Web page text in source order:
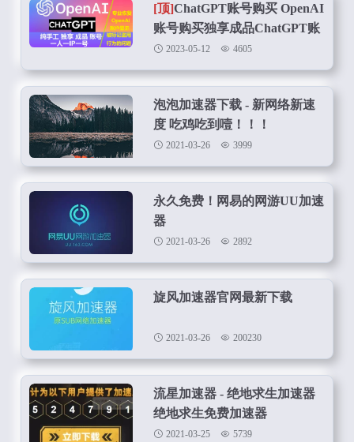
[顶]ChatGPT账号购买 OpenAI
账号购买独享成品ChatGPT账
号在线购买
2023-05-12 4605
泡泡加速器下载 - 新网络新速
度 吃鸡吃到噎！！！
2021-03-26 3999
永久免费！网易的网游UU加速
器
2021-03-26 2892
旋风加速器官网最新下载
2021-03-26 200230
流星加速器 - 绝地求生加速器
绝地求生免费加速器
2021-03-25 5739